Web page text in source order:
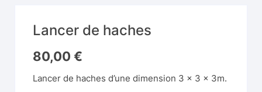
Lancer de haches
80,00 €
Lancer de haches d’une dimension 3 x 3 x 3m.